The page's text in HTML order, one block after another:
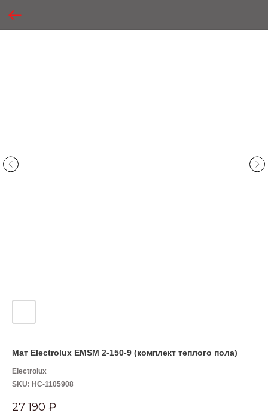
Мат Electrolux EMSM 2-150-9 (комплект теплого пола)
Electrolux
SKU: НС-1105908
27 190 ₽